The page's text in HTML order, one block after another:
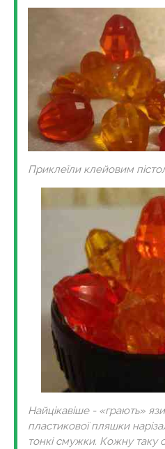
Приклеїли клейовим
Найцікавіше - «грають»
пластикової пляшки
тонкі смужки. Кожну таку